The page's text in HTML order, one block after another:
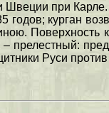
Швеции при Карле.
годов; курган
Поверхность
– прелестный:
Руси